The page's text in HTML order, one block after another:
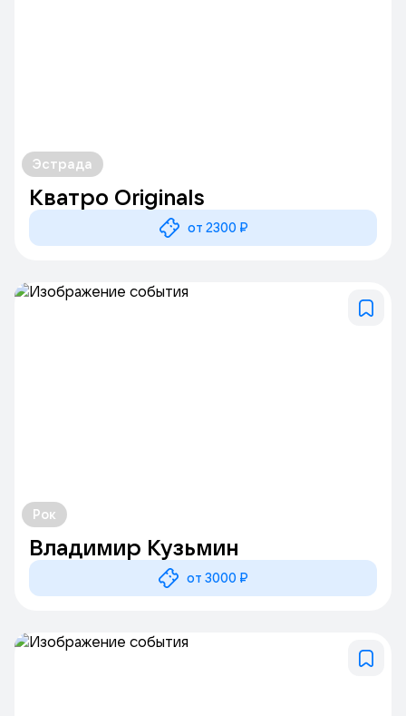
Эстрада
Кватро Originals
от 2300 ₽
Рок
Владимир Кузьмин
от 3000 ₽